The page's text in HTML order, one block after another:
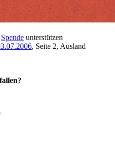
Spende unterstützen
, Seite 2, Ausland